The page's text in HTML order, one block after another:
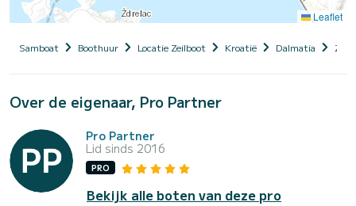
Leaflet
Samboat Boothuur Locatie Zeilboot Kroatië Dalmatia
Over de eigenaar, Pro Partner
Pro Partner
Lid sinds 2016
PRO
Bekijk alle boten van deze pro